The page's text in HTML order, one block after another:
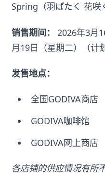
Spring（羽ばたく 花咲
销售期间：
2026年3月
月19日（星期二）（计划
发售地点：
全国GODIVA商店
GODIVA咖啡馆
GODIVA网上商店
各店铺的供应情况有所不